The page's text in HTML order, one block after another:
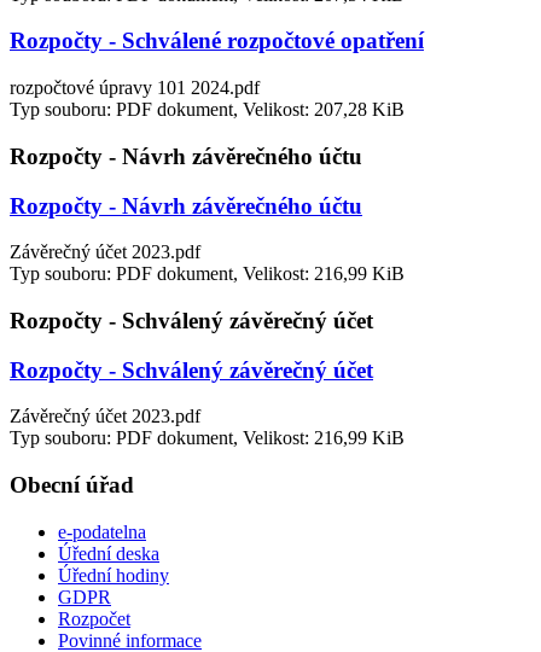
Rozpočty - Schválené rozpočtové opatření
rozpočtové úpravy 101 2024.pdf
Typ souboru: PDF dokument, Velikost: 207,28 KiB
Rozpočty - Návrh závěrečného účtu
Rozpočty - Návrh závěrečného účtu
Závěrečný účet 2023.pdf
Typ souboru: PDF dokument, Velikost: 216,99 KiB
Rozpočty - Schválený závěrečný účet
Rozpočty - Schválený závěrečný účet
Závěrečný účet 2023.pdf
Typ souboru: PDF dokument, Velikost: 216,99 KiB
Obecní úřad
e-podatelna
Úřední deska
Úřední hodiny
GDPR
Rozpočet
Povinné informace